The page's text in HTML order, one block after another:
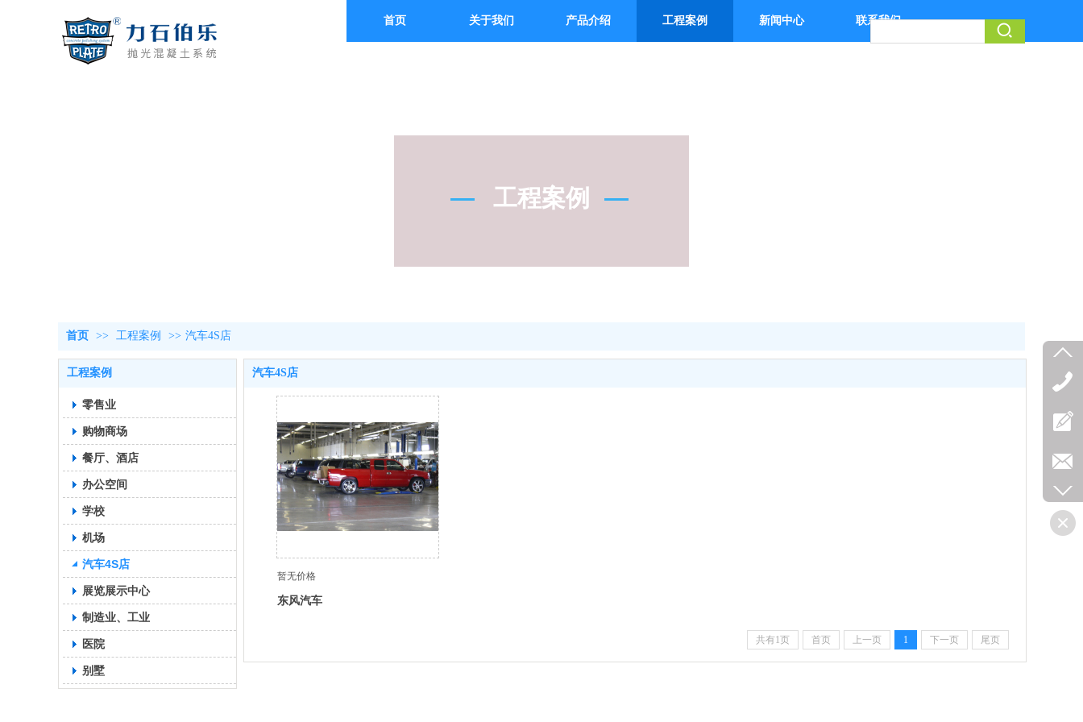
首页 关于我们 产品介绍 工程案例 新闻中心 联系我们
工程案例
首页 >> 工程案例 >> 汽车4S店
工程案例
零售业
购物商场
餐厅、酒店
办公空间
学校
机场
汽车4S店
展览展示中心
制造业、工业
医院
别墅
汽车4S店
暂无价格
东风汽车
共有1页 首页 上一页 1 下一页 尾页